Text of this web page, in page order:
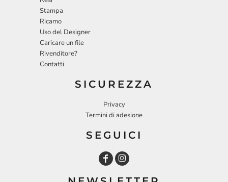
Stampa
Ricamo
Uso del Designer
Caricare un file
Rivenditore?
Contatti
SICUREZZA
Privacy
Termini di adesione
SEGUICI